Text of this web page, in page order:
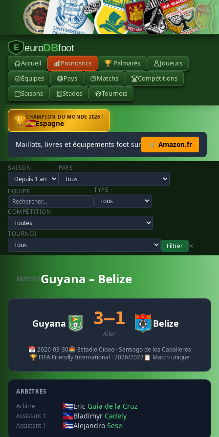
E euroDBfoot
Accueil Pronostics 🏆 Palmarès
Joueurs
Équipes
Pays Matchs
Compétitions
Saisons
Stades Tournois
🏆CHAMPION DU MONDE 2026 !
Espagne
Maillots, livres et équipements foot sur 🛒 Amazon.fr
SAISON PAYS
EQUIPE TYPE
COMPÉTITION
TOURNOI
Filtrer
✕
← MatchsGuyana – Belize
Guyana 3–1
Aller
Belize
📅 2026-03-30🏟️ Estadio Cibao · Santiago de los Caballeros
🏆 FIFA Friendly International · 2026/2027📋 Match unique
ARBITRES
Arbitre
Eric Guia de la Cruz
Assistant 1 Bladimyr Cadely
Assistant 1 Alejandro Sese